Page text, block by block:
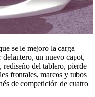
se le mejoro la carga
un nuevo capot,
rediseño del tablero, pierde
frontales, marcos y tubos
de competición de cuatro